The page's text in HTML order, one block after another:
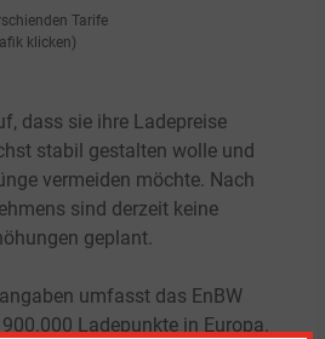
Tarife
klicken)
dass sie ihre Ladepreise
stabil gestalten wolle und
vermeiden möchte. Nach
sind derzeit keine
geplant.
umfasst das EnBW
Ladepunkte in Europa.